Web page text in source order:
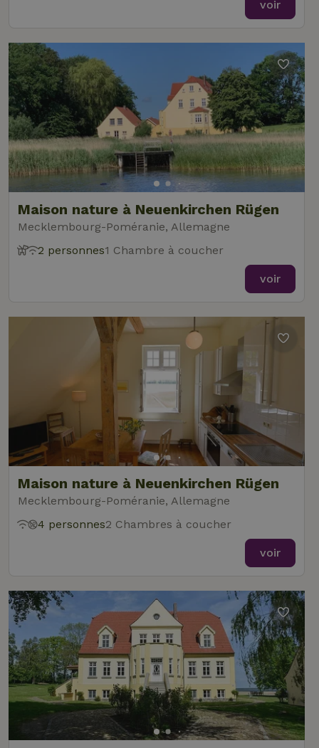
voir
Maison nature à Neuenkirchen Rügen
Mecklembourg-Poméranie, Allemagne
2 personnes1 Chambre à coucher
voir
Maison nature à Neuenkirchen Rügen
Mecklembourg-Poméranie, Allemagne
4 personnes2 Chambres à coucher
voir